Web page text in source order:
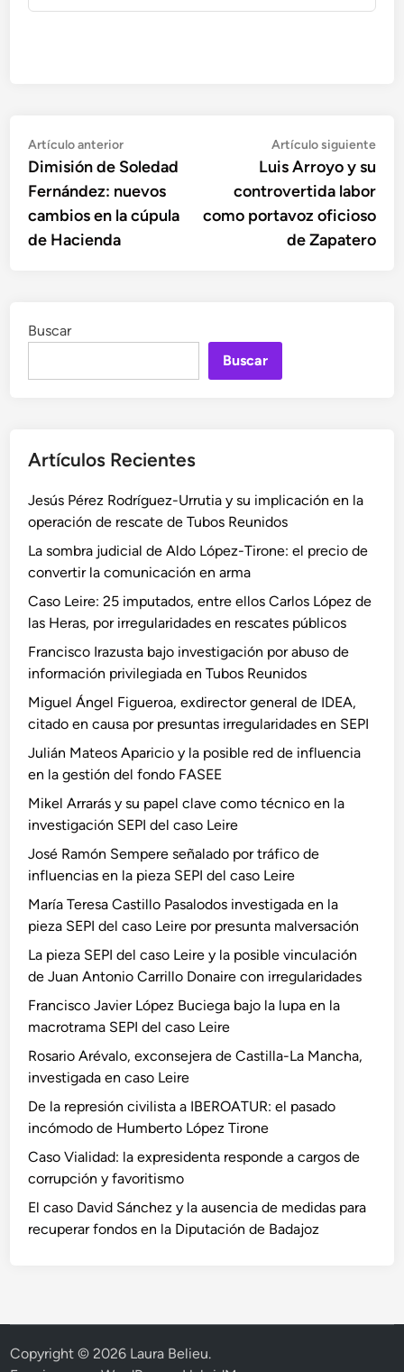
Navegación
de
entradas
Artículo anteriorArtículo
anterior:
Dimisión de Soledad
Fernández: nuevos
cambios en la cúpula
de Hacienda
Artículo siguiente
Luis Arroyo y su
controvertida labor
como portavoz oficioso
de Zapatero
Buscar
Buscar
Artículos Recientes
Jesús Pérez Rodríguez-Urrutia y su implicación en la
operación de rescate de Tubos Reunidos
La sombra judicial de Aldo López-Tirone: el precio de
convertir la comunicación en arma
Caso Leire: 25 imputados, entre ellos Carlos López de
las Heras, por irregularidades en rescates públicos
Francisco Irazusta bajo investigación por abuso de
información privilegiada en Tubos Reunidos
Miguel Ángel Figueroa, exdirector general de IDEA,
citado en causa por presuntas irregularidades en SEPI
Julián Mateos Aparicio y la posible red de influencia
en la gestión del fondo FASEE
Mikel Arrarás y su papel clave como técnico en la
investigación SEPI del caso Leire
José Ramón Sempere señalado por tráfico de
influencias en la pieza SEPI del caso Leire
María Teresa Castillo Pasalodos investigada en la
pieza SEPI del caso Leire por presunta malversación
La pieza SEPI del caso Leire y la posible vinculación
de Juan Antonio Carrillo Donaire con irregularidades
Francisco Javier López Buciega bajo la lupa en la
macrotrama SEPI del caso Leire
Rosario Arévalo, exconsejera de Castilla-La Mancha,
investigada en caso Leire
De la represión civilista a IBEROATUR: el pasado
incómodo de Humberto López Tirone
Caso Vialidad: la expresidenta responde a cargos de
corrupción y favoritismo
El caso David Sánchez y la ausencia de medidas para
recuperar fondos en la Diputación de Badajoz
Copyright © 2026 Laura Belieu.